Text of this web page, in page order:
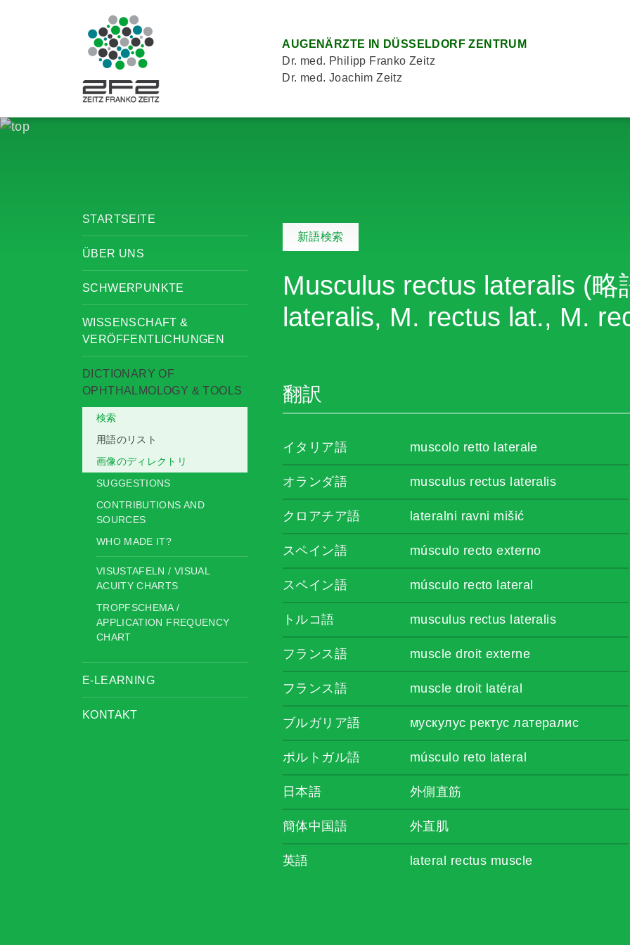
AUGENÄRZTE IN DÜSSELDORF ZENTRUM
Dr. med. Philipp Franko Zeitz
Dr. med. Joachim Zeitz
STARTSEITE
ÜBER UNS
SCHWERPUNKTE
WISSENSCHAFT &
VERÖFFENTLICHUNGEN
DICTIONARY OF
OPHTHALMOLOGY & TOOLS
検索
用語のリスト
画像のディレクトリ
SUGGESTIONS
CONTRIBUTIONS AND
SOURCES
WHO MADE IT?
VISUSTAFELN / VISUAL
ACUITY CHARTS
TROPFSCHEMA /
APPLICATION FREQUENCY
CHART
E-LEARNING
KONTAKT
新語検索
Musculus rectus lateralis (略
lateralis, M. rectus lat., M.
翻訳
イタリア語 muscolo retto laterale
オランダ語 musculus rectus lateralis
クロアチア語 lateralni ravni mišić
スペイン語 músculo recto externo
スペイン語 músculo recto lateral
トルコ語 musculus rectus lateralis
フランス語 muscle droit externe
フランス語 muscle droit latéral
ブルガリア語 мускулус ректус латералис
ポルトガル語 músculo reto lateral
日本語 外側直筋
簡体中国語 外直肌
英語 lateral rectus muscle